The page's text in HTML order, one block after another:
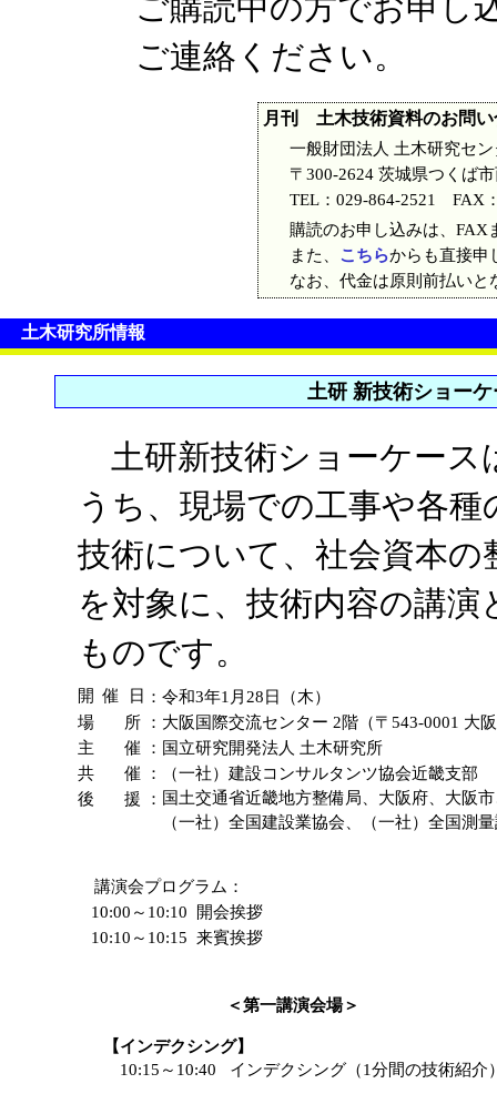
ご購読中の方でお申し
ご連絡ください。
月刊 土木技術資料のお問い
一般財団法人 土木研究セ
〒300-2624 茨城県つくば
TEL：029-864-2521
購読のお申し込みは、FAX
また、 こちらからも直接申
なお、代金は原則前払い
土木研究所情報
土研 新技術ショー
土研新技術ショーケース
うち、現場での工事や各
技術について、社会資本
を対象に、技術内容の講
ものです。
開 催 日 ： 令和3年1月28日（木）
場 所 ： 大阪国際交流センター 2階（〒543-0001 大
主 催
： 国立研究開発法人 土木研究所
共 催
：
（一社）建設コンサルタンツ協会近畿支部
後 援
： 国土交通省近畿地方整備局、大阪府、大阪
（一社）全国建設業協会、（一社）全国測
講演会プログラム：
10:00～10:10 開会挨拶
10:10～10:15 来賓挨拶
＜第一講演会場＞
【インデクシング】
10:15～10:40
インデクシング（1分間の技術紹介